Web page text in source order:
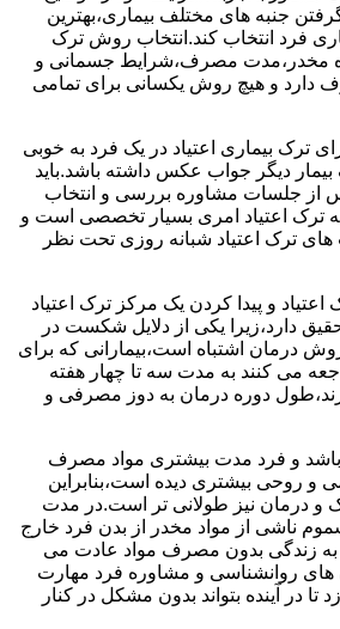
جنبه های مختلف بیماری،بهترین
فرد انتخاب کند.انتخاب روش ترک
مخدر،مدت مصرف،شرایط جسمانی و
دارد و هیچ روش یکسانی برای تمامی
بیماری اعتیاد در یک فرد به خوبی
دیگر جواب عکس داشته باشد.باید
از جلسات مشاوره بررسی و انتخاب
ترک اعتیاد امری بسیار تخصصی است و
ترک اعتیاد شبانه روزی تحت نظر
اعتیاد و پیدا کردن یک مرکز ترک اعتیاد
دارد،زیرا یکی از دلایل شکست در
روش درمان اشتباه است،بیمارانی که برای
می کنند به مدت سه تا چهار هفته
دوره درمان به دوز مصرفی و
و فرد مدت بیشتری مواد مصرف
روحی بیشتری دیده است،بنابراین
و درمان نیز طولانی تر است.در مدت
ناشی از مواد مخدر از بدن فرد خارج
به زندگی بدون مصرف مواد عادت می
های روانشناسی و مشاوره فرد مهارت
تا در آینده بتواند بدون مشکل در کنار